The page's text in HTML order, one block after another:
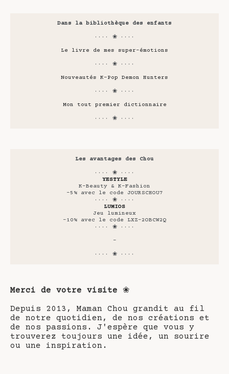
Dans la bibliothèque des enfants
···· ❀ ····
Le livre de mes super-émotions
···· ❀ ····
Nouveautés K-Pop Demon Hunters
···· ❀ ····
Mon tout premier dictionnaire
···· ❀ ····
Les avantages des Chou
···· ❀ ····
YESTYLE
K-Beauty & K-Fashion
-5% avec le code JOURSCHOU7
···· ❀ ····
LUMIOS
Jeu lumineux
-10% avec le code LXZ-2OBCW2Q
···· ❀ ····
-
···· ❀ ····
Merci de votre visite ❀
Depuis 2013, Maman Chou grandit au fil
de notre quotidien, de nos créations et
de nos passions. J'espère que vous y
trouverez toujours une idée, un sourire
ou une inspiration.